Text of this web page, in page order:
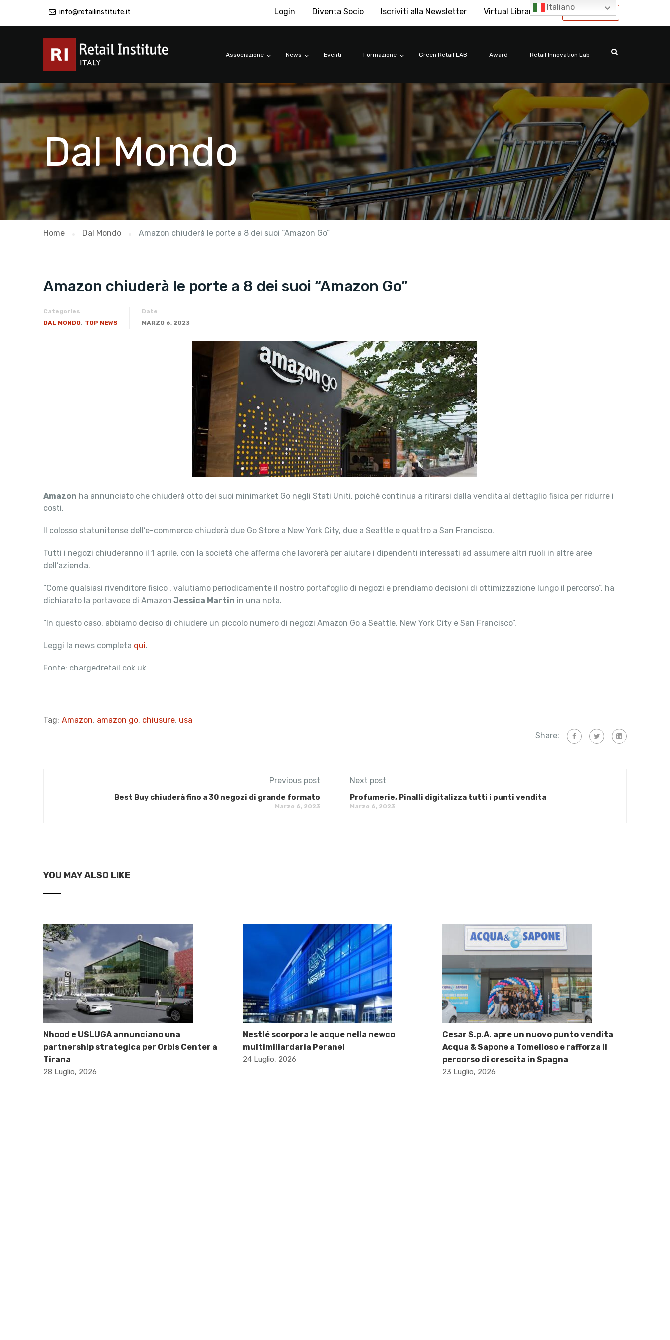
info@retailinstitute.it International
Login Diventa Socio Iscriviti alla Newsletter Virtual Library
Associazione News Eventi Formazione Green Retail LAB Award Retail Innovation Lab
Dal Mondo
Home Dal Mondo Amazon chiuderà le porte a 8 dei suoi “Amazon Go”
Amazon chiuderà le porte a 8 dei suoi “Amazon Go”
Categories
DAL MONDO, TOP NEWS
Date
MARZO 6, 2023
Amazon ha annunciato che chiuderà otto dei suoi minimarket Go negli Stati Uniti, poiché continua a ritirarsi dalla vendita al dettaglio fisica per ridurre i
costi.
Il colosso statunitense dell’e-commerce chiuderà due Go Store a New York City, due a Seattle e quattro a San Francisco.
Tutti i negozi chiuderanno il 1 aprile, con la società che afferma che lavorerà per aiutare i dipendenti interessati ad assumere altri ruoli in altre aree
dell’azienda.
“Come qualsiasi rivenditore fisico , valutiamo periodicamente il nostro portafoglio di negozi e prendiamo decisioni di ottimizzazione lungo il percorso”, ha
dichiarato la portavoce di Amazon Jessica Martin in una nota.
“In questo caso, abbiamo deciso di chiudere un piccolo numero di negozi Amazon Go a Seattle, New York City e San Francisco”.
Leggi la news completa qui.
Fonte: chargedretail.cok.uk
Tag: Amazon, amazon go, chiusure, usa
Share:
Previous post
Best Buy chiuderà fino a 30 negozi di grande formato
Marzo 6, 2023
Next post
Profumerie, Pinalli digitalizza tutti i punti vendita
Marzo 6, 2023
YOU MAY ALSO LIKE
Nhood e USLUGA annunciano una
partnership strategica per Orbis Center a
Tirana
28 Luglio, 2026
Nestlé scorpora le acque nella newco
multimiliardaria Peranel
24 Luglio, 2026
Cesar S.p.A. apre un nuovo punto vendita
Acqua & Sapone a Tomelloso e rafforza il
percorso di crescita in Spagna
23 Luglio, 2026
Italiano